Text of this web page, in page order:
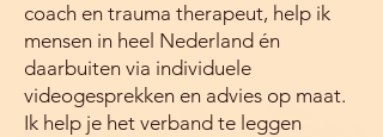
coach en trauma therapeut, help ik
mensen in heel Nederland én
daarbuiten via individuele
videogesprekken en advies op maat.
Ik help je het verband te leggen